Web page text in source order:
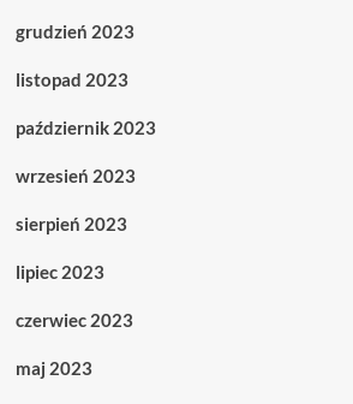
grudzień 2023
listopad 2023
październik 2023
wrzesień 2023
sierpień 2023
lipiec 2023
czerwiec 2023
maj 2023